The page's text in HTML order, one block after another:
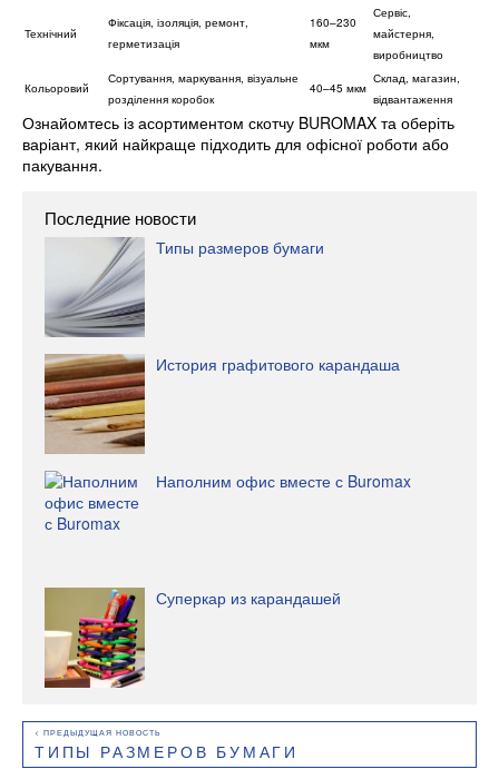
Технічний
Фіксація, ізоляція, ремонт,
герметизація
160–230
мкм
Сервіс,
майстерня,
виробництво
Кольоровий
Сортування, маркування, візуальне
розділення коробок
40–45 мкм
Склад, магазин,
відвантаження
Ознайомтесь із асортиментом скотчу BUROMAX та оберіть
варіант, який найкраще підходить для офісної роботи або
пакування.
Последние новости
Типы размеров бумаги
История графитового карандаша
Наполним офис вместе с Buromax
Суперкар из карандашей
ТИПЫ РАЗМЕРОВ БУМАГИ